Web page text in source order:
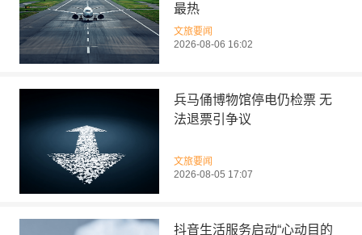
最热
文旅要闻
2026-08-06 16:02
兵马俑博物馆停电仍检票 无
法退票引争议
文旅要闻
2026-08-05 17:07
抖音生活服务启动“心动目的